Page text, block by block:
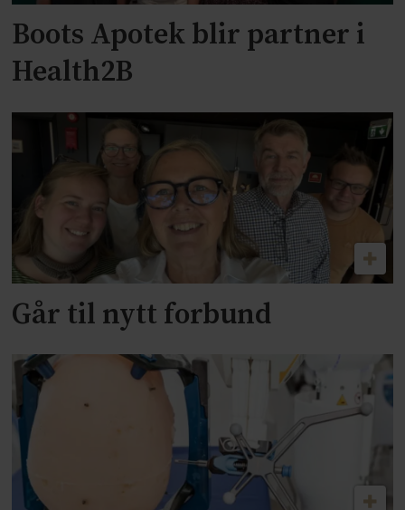
Boots Apotek blir partner i
Health2B
Går til nytt forbund